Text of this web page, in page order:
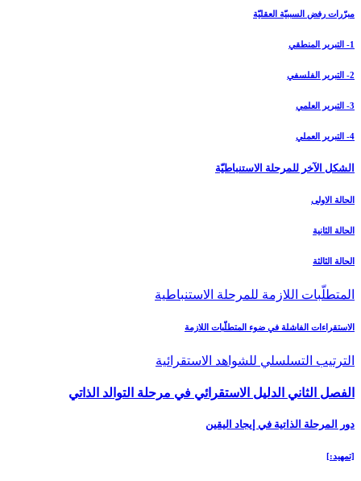
مبرّرات رفض السببيّة العقليّة
1- التبرير المنطقي
2- التبرير الفلسفي
3- التبرير العلمي
4- التبرير العملي
الشكل الآخر للمرحلة الاستنباطيّة
الحالة الاولى
الحالة الثانية
الحالة الثالثة
المتطلّبات اللازمة للمرحلة الاستنباطية
الاستقراءات الفاشلة في ضوء المتطلّبات اللازمة
الترتيب التسلسلي للشواهد الاستقرائية
الفصل الثاني ‏الدليل الاستقرائي في مرحلة التوالد الذاتي‏
دور المرحلة الذاتية في إيجاد اليقين‏
[تمهيد:]